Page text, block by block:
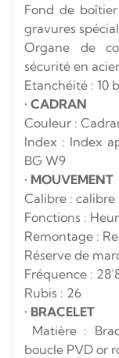
Fond de
gravures
Organe de
sécurité en acier
Etanchéité : 10
• CADRAN
Couleur :
Index : Index
BG W9
• MOUVEMENT
Calibre : calibre
Fonctions :
Remontage :
Réserve de
Fréquence :
Rubis : 26
• BRACELET
Matière :
boucle PVD or